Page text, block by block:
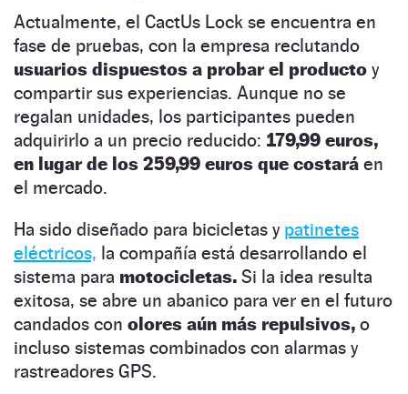
Actualmente, el CactUs Lock se encuentra en
fase de pruebas, con la empresa reclutando
usuarios dispuestos a probar el producto y
compartir sus experiencias. Aunque no se
regalan unidades, los participantes pueden
adquirirlo a un precio reducido: 179,99 euros,
en lugar de los 259,99 euros que costará en
el mercado.
Ha sido diseñado para bicicletas y patinetes
eléctricos, la compañía está desarrollando el
sistema para motocicletas. Si la idea resulta
exitosa, se abre un abanico para ver en el futuro
candados con olores aún más repulsivos, o
incluso sistemas combinados con alarmas y
rastreadores GPS.